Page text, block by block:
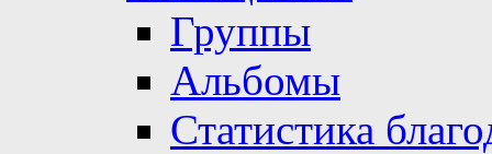
Группы
Альбомы
Статистика